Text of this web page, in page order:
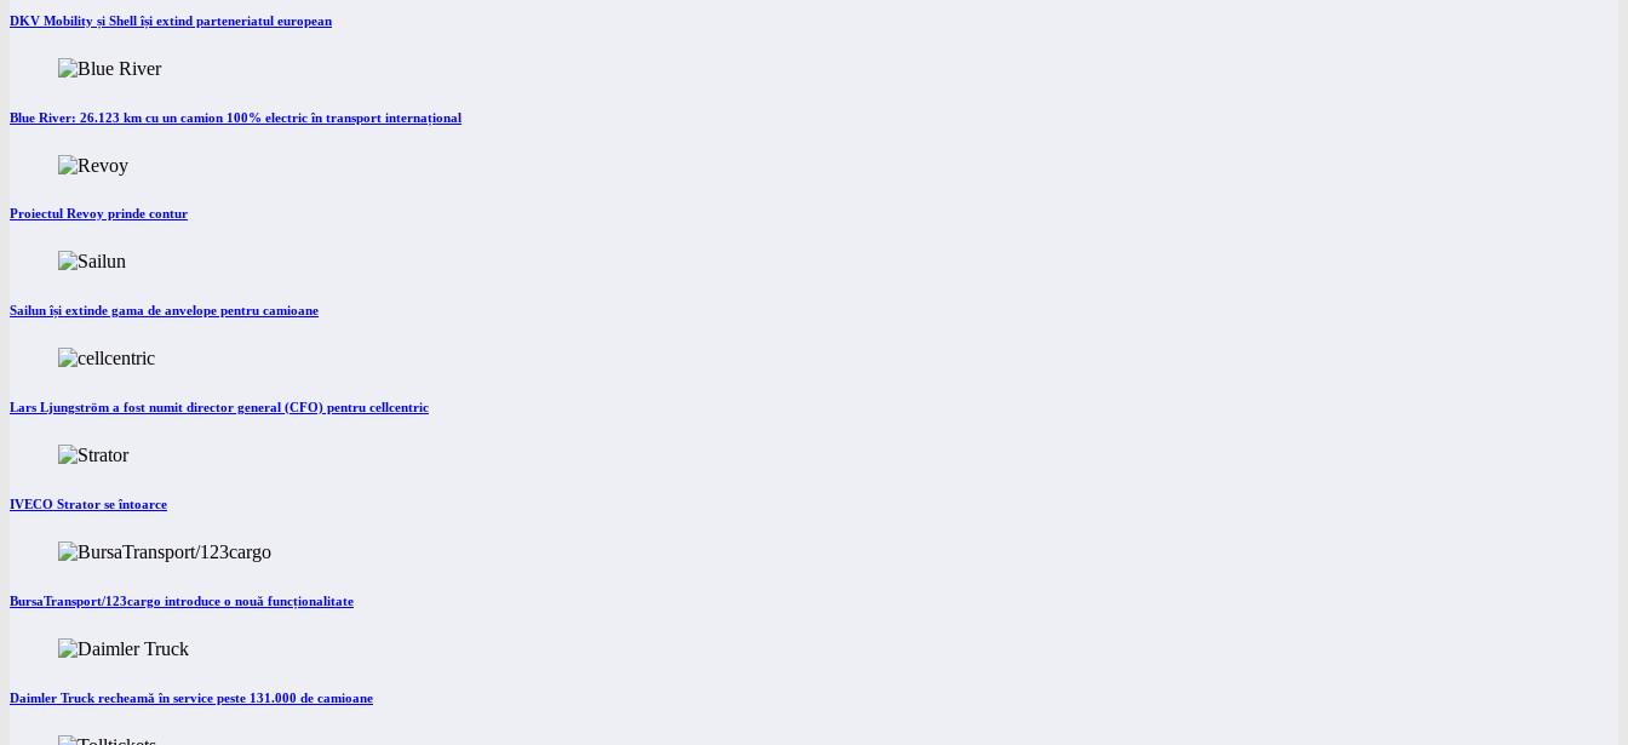
DKV Mobility și Shell își extind parteneriatul european
Blue River: 26.123 km cu un camion 100% electric în transport internațional
Proiectul Revoy prinde contur
Sailun își extinde gama de anvelope pentru camioane
Lars Ljungström a fost numit director general (CFO) pentru cellcentric
IVECO Strator se întoarce
BursaTransport/123cargo introduce o nouă funcționalitate
Daimler Truck recheamă în service peste 131.000 de camioane